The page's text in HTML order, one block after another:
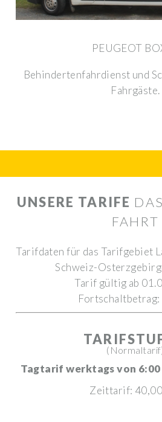
PEUGEOT
Behindertenfahrdienst und
Fahrgäste.
UNSERE TARIFE
FAHRT
Tarifdaten für das Tarifgebiet
Schweiz-
Tarif gültig ab
Fortschaltbetrag:
Tagtarif werktags von 6:00
Zeittarif: